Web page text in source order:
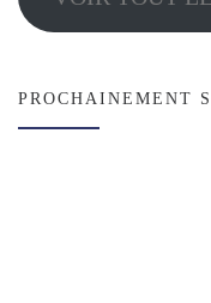
PROCHAINEMENT